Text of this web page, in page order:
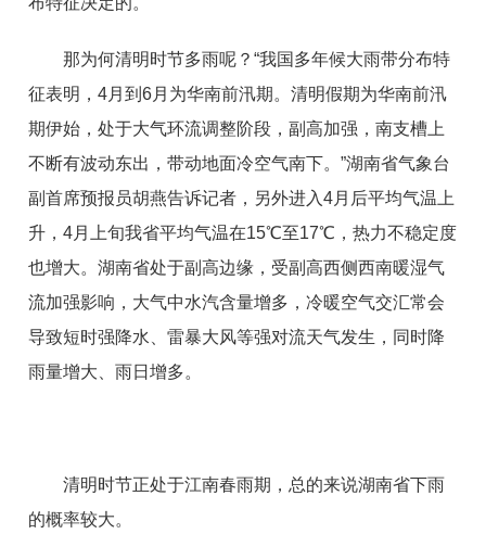
那为何清明时节多雨呢？“我国多年候大雨带分布特
征表明，4月到6月为华南前汛期。清明假期为华南前汛
期伊始，处于大气环流调整阶段，副高加强，南支槽上
不断有波动东出，带动地面冷空气南下。”湖南省气象台
副首席预报员胡燕告诉记者，另外进入4月后平均气温上
升，4月上旬我省平均气温在15℃至17℃，热力不稳定度
也增大。湖南省处于副高边缘，受副高西侧西南暖湿气
流加强影响，大气中水汽含量增多，冷暖空气交汇常会
导致短时强降水、雷暴大风等强对流天气发生，同时降
雨量增大、雨日增多。
清明时节正处于江南春雨期，总的来说湖南省下雨
的概率较大。